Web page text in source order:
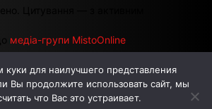
Цитування — з активним
медіа-групи MistoOnline
АВТОРИ РЕКЛАМА НА САЙТІ
для наилучшего представления
Вы продолжите использовать сайт, мы
что Вас это устраивает.